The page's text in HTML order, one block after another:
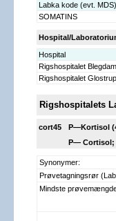
Labka kode (evt. MDS)
SOMATINS
Hospital/
Hospital
Rigshospitalet
Rigshospitalet Glostrup
Rigshospitalets
cort45 P—Kortisol
P— Cortisol;
Synonymer:
Prøvetagningsrør
Mindste